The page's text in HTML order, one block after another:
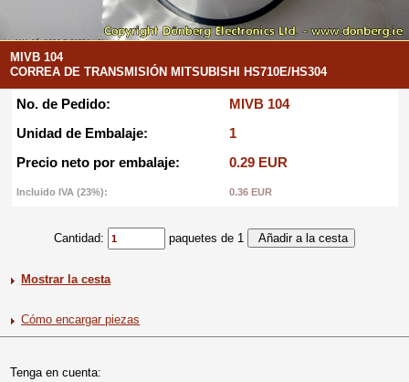
MIVB 104
CORREA DE TRANSMISIÓN MITSUBISHI HS710E/HS304
No. de Pedido:
MIVB 104
Unidad de Embalaje:
1
Precio neto por embalaje:
0.29 EUR
Incluido IVA (23%): 0.36 EUR
Cantidad: paquetes de 1
Mostrar la cesta
Cómo encargar piezas
Tenga en cuenta: